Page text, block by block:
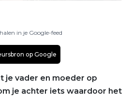
in je Google-feed
op Google
je vader en moeder op
je achter iets waardoor het